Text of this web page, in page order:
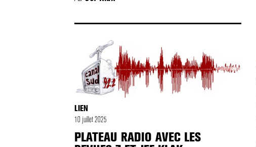
LIEN
10 juillet 2025
PLATEAU RADIO AVEC LES